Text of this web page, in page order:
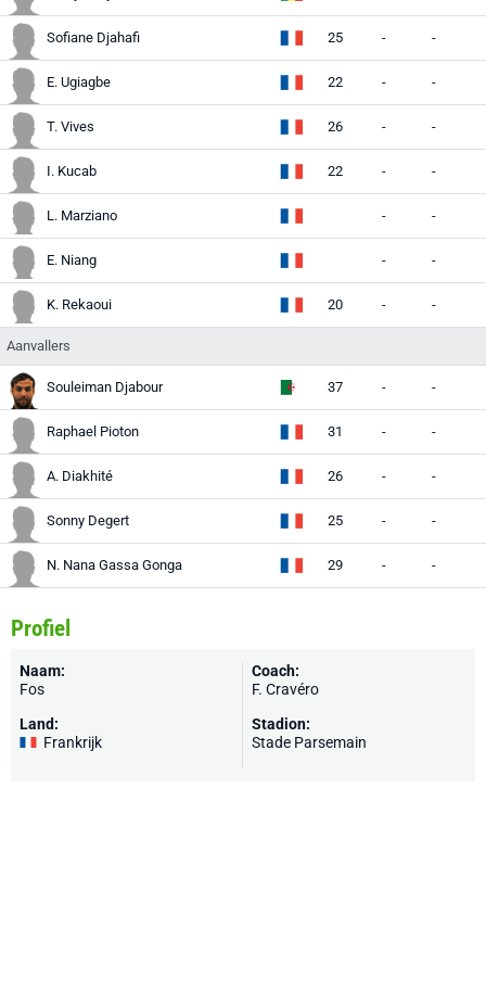
Sofiane Djahafi 25 - -
E. Ugiagbe 22 - -
T. Vives 26 - -
I. Kucab 22 - -
L. Marziano - -
E. Niang - -
K. Rekaoui 20 - -
Aanvallers
Souleiman Djabour 37 - -
Raphael Pioton 31 - -
A. Diakhité 26 - -
Sonny Degert 25 - -
N. Nana Gassa Gonga 29 - -
Profiel
Naam:
Fos
Land:
Frankrijk
Coach:
F. Cravéro
Stadion:
Stade Parsemain